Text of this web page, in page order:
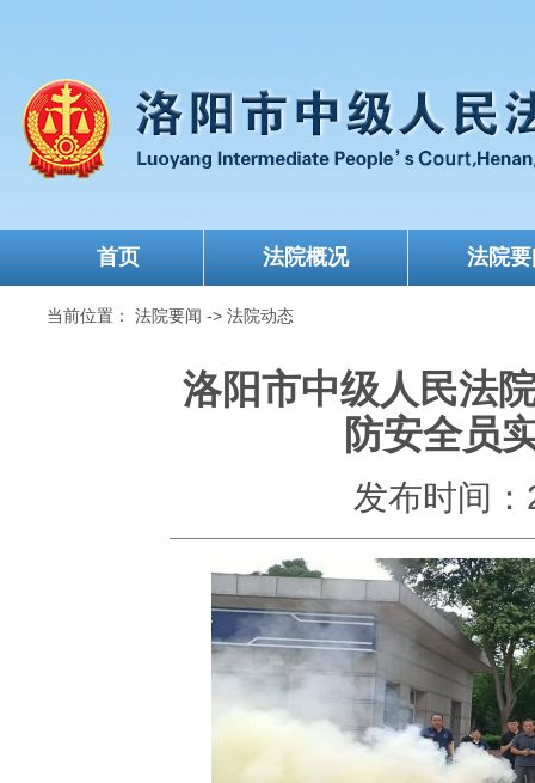
首页 法院概况 法院
当前位置：法院要闻 ->法院动态
洛阳市中级人民法
防安全员
发布时间